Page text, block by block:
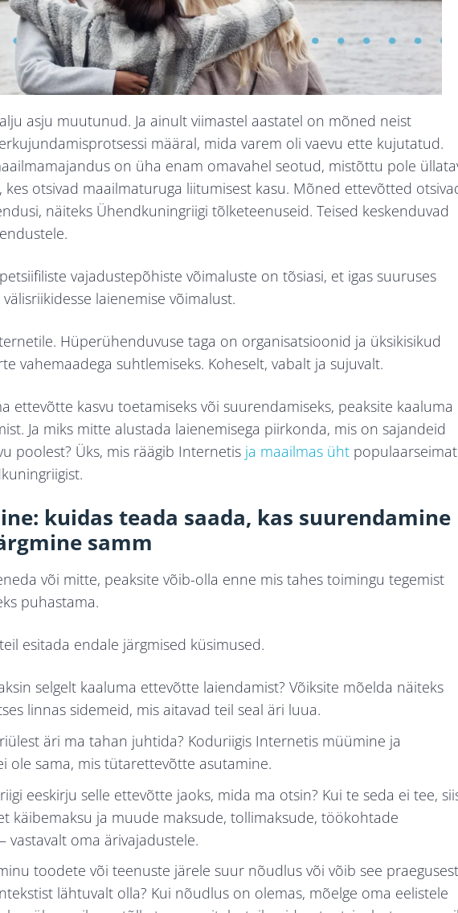
asju muutunud. Ja ainult viimastel aastatel on mõned neist
määral, mida varem oli vaevu ette kujutatud.
on üha enam omavahel seotud, mistõttu pole
otsivad maailmaturuga liitumisest kasu. Mõned ettevõtted
näiteks Ühendkuningriigi tõlketeenuseid. Teised keskenduvad
vajadustepõhiste võimaluste on tõsiasi, et igas suuruses
laienemise võimalust.
Hüperühenduvuse taga on organisatsioonid ja üksikisikud
vahemaadega suhtlemiseks. Koheselt, vabalt ja sujuvalt.
ettevõtte kasvu toetamiseks või suurendamiseks, peaksite kaaluma
Ja miks mitte alustada laienemisega piirkonda, mis on sajandeid
poolest? Üks, mis räägib Internetis ja maailmas üht populaarseimat
kuidas teada saada, kas suurendamine
samm
või mitte, peaksite võib-olla enne mis tahes toimingu tegemist
puhastama.
esitada endale järgmised küsimused.
selgelt kaaluma ettevõtte laiendamist? Võiksite mõelda näiteks
linnas sidemeid, mis aitavad teil seal äri luua.
äri ma tahan juhtida? Koduriigis Internetis müümine ja
ole sama, mis tütarettevõtte asutamine.
eeskirju selle ettevõtte jaoks, mida ma otsin? Kui te seda ei tee,
käibemaksu ja muude maksude, tollimaksude, töökohtade
vastavalt oma ärivajadustele.
toodete või teenuste järele suur nõudlus või võib see
lähtuvalt olla? Kui nõudlus on olemas, mõelge oma eelistele